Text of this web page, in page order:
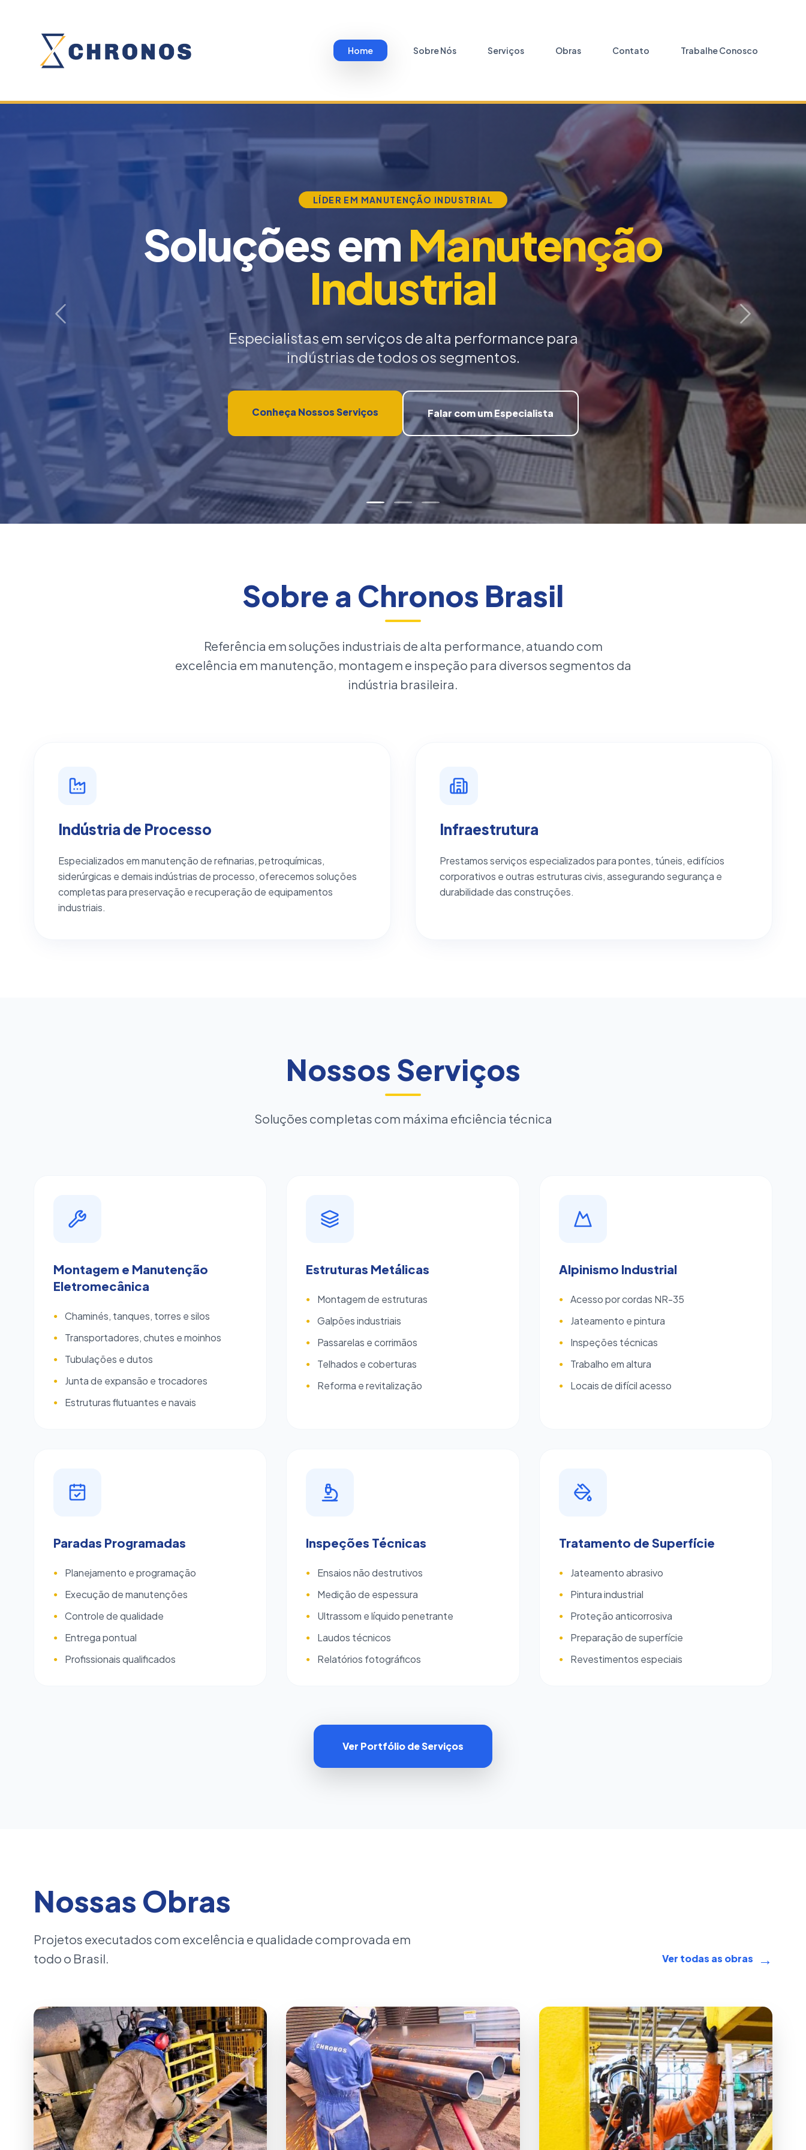
Home Sobre Nós Serviços Obras Contato Trabalhe Conosco
LÍDER EM MANUTENÇÃO INDUSTRIAL
Soluções emManutenção
Industrial
Especialistas em serviços de alta performance para
indústrias de todos os segmentos.
Conheça Nossos Serviços Falar com um Especialista
Anterior Próximo
Sobre a Chronos Brasil
Referência em soluções industriais de alta performance, atuando com
excelência em manutenção, montagem e inspeção para diversos segmentos da
indústria brasileira.
Indústria de Processo
Especializados em manutenção de refinarias, petroquímicas,
siderúrgicas e demais indústrias de processo, oferecemos soluções
completas para preservação e recuperação de equipamentos
industriais.
Infraestrutura
Prestamos serviços especializados para pontes, túneis, edifícios
corporativos e outras estruturas civis, assegurando segurança e
durabilidade das construções.
Nossos Serviços
Soluções completas com máxima eficiência técnica
Montagem e Manutenção
Eletromecânica
● Chaminés, tanques, torres e silos
● Transportadores, chutes e moinhos
● Tubulações e dutos
● Junta de expansão e trocadores
● Estruturas flutuantes e navais
Estruturas Metálicas
● Montagem de estruturas
● Galpões industriais
● Passarelas e corrimãos
● Telhados e coberturas
● Reforma e revitalização
Alpinismo Industrial
● Acesso por cordas NR-35
● Jateamento e pintura
● Inspeções técnicas
● Trabalho em altura
● Locais de difícil acesso
Paradas Programadas
● Planejamento e programação
● Execução de manutenções
● Controle de qualidade
● Entrega pontual
● Profissionais qualificados
Inspeções Técnicas
● Ensaios não destrutivos
● Medição de espessura
● Ultrassom e líquido penetrante
● Laudos técnicos
● Relatórios fotográficos
Tratamento de Superfície
● Jateamento abrasivo
● Pintura industrial
● Proteção anticorrosiva
● Preparação de superfície
● Revestimentos especiais
Ver Portfólio de Serviços
Nossas Obras
Projetos executados com excelência e qualidade comprovada em
todo o Brasil.
Ver todas as obras →